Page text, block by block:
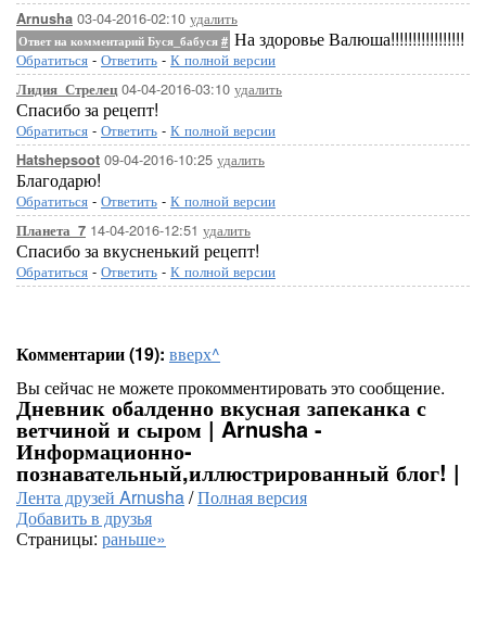
Arnusha 03-04-2016-02:10 удалить
Ответ на комментарий Буся_бабуся # На здоровье Валюша!!!!!!!!!!!!!!!!!
Обратиться - Ответить - К полной версии
Лидия_Стрелец 04-04-2016-03:10 удалить
Спасибо за рецепт!
Обратиться - Ответить - К полной версии
Hatshepsoot 09-04-2016-10:25 удалить
Благодарю!
Обратиться - Ответить - К полной версии
Планета_7 14-04-2016-12:51 удалить
Спасибо за вкусненький рецепт!
Обратиться - Ответить - К полной версии
Комментарии (19): вверх^
Вы сейчас не можете прокомментировать это сообщение.
Дневник обалденно вкусная запеканка с
ветчиной и сыром | Arnusha -
Информационно-
познавательный,иллюстрированный блог! |
Лента друзей Arnusha/Полная версия
Добавить в друзья
Страницы: раньше»